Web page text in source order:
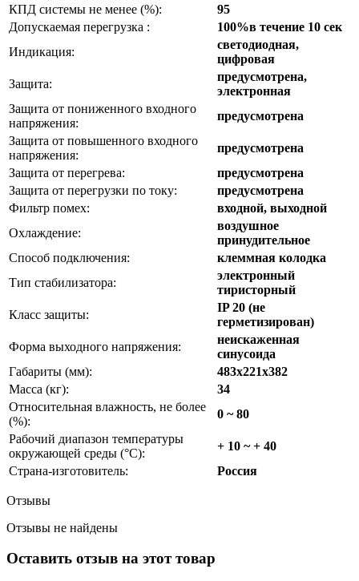
КПД системы не менее (%):
95
Допускаемая перегрузка :
100%в течение 10 сек
Индикация:
светодиодная,
цифровая
Защита:
предусмотрена,
электронная
Защита от пониженного входного
напряжения:
предусмотрена
Защита от повышенного входного
напряжения:
предусмотрена
Защита от перегрева:
предусмотрена
Защита от перегрузки по току:
предусмотрена
Фильтр помех:
входной, выходной
Охлаждение:
воздушное
принудительное
Способ подключения:
клеммная колодка
Тип стабилизатора:
электронный
тиристорный
Класс защиты:
IP 20 (не
герметизирован)
Форма выходного напряжения:
неискаженная
синусоида
Габариты (мм):
483х221x382
Масса (кг):
34
Относительная влажность, не более
(%):
0 ~ 80
Рабочий диапазон температуры
окружающей среды (°С):
+ 10 ~ + 40
Страна-изготовитель:
Россия
Отзывы
Отзывы не найдены
Оставить отзыв на этот товар